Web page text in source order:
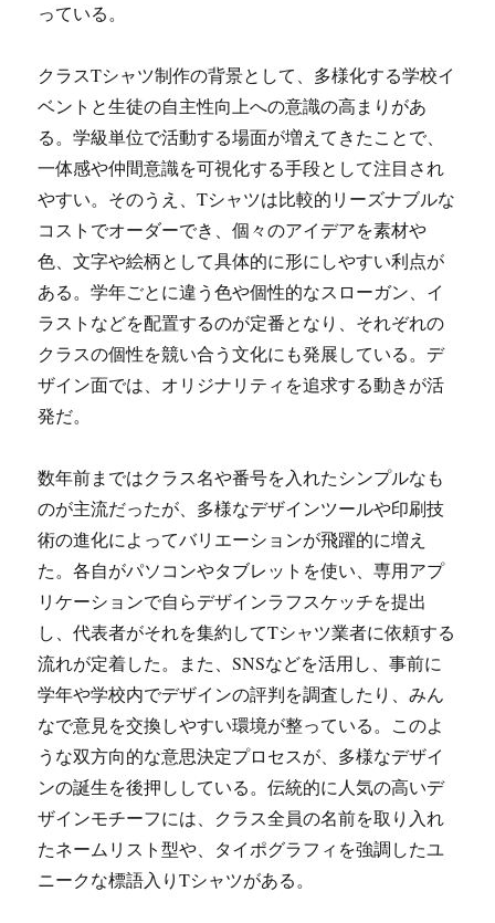
っている。
クラスTシャツ制作の背景として、多様化する学校イ
ベントと生徒の自主性向上への意識の高まりがあ
る。学級単位で活動する場面が増えてきたことで、
一体感や仲間意識を可視化する手段として注目され
やすい。そのうえ、Tシャツは比較的リーズナブルな
コストでオーダーでき、個々のアイデアを素材や
色、文字や絵柄として具体的に形にしやすい利点が
ある。学年ごとに違う色や個性的なスローガン、イ
ラストなどを配置するのが定番となり、それぞれの
クラスの個性を競い合う文化にも発展している。デ
ザイン面では、オリジナリティを追求する動きが活
発だ。
数年前まではクラス名や番号を入れたシンプルなも
のが主流だったが、多様なデザインツールや印刷技
術の進化によってバリエーションが飛躍的に増え
た。各自がパソコンやタブレットを使い、専用アプ
リケーションで自らデザインラフスケッチを提出
し、代表者がそれを集約してTシャツ業者に依頼する
流れが定着した。また、SNSなどを活用し、事前に
学年や学校内でデザインの評判を調査したり、みん
なで意見を交換しやすい環境が整っている。このよ
うな双方向的な意思決定プロセスが、多様なデザイ
ンの誕生を後押ししている。伝統的に人気の高いデ
ザインモチーフには、クラス全員の名前を取り入れ
たネームリスト型や、タイポグラフィを強調したユ
ニークな標語入りTシャツがある。